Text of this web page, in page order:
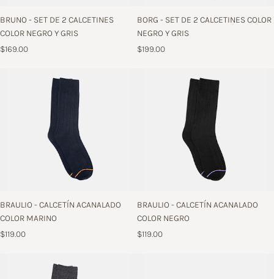
BRUNO - SET DE 2 CALCETINES
COLOR NEGRO Y GRIS
$169.00
BORG - SET DE 2 CALCETINES COLOR
NEGRO Y GRIS
$199.00
BRAULIO - CALCETÍN ACANALADO
COLOR MARINO
$119.00
BRAULIO - CALCETÍN ACANALADO
COLOR NEGRO
$119.00